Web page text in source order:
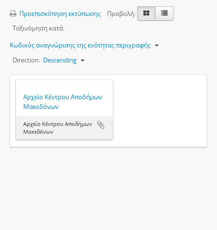
Προεπισκόπηση εκτύπωσης
Προβολή:
Ταξινόμηση κατά:
Κωδικός αναγνώρισης της ενότητας περιγραφής
Direction: Descending
Αρχείο Κέντρου Αποδήμων
Μακεδόνων
Αρχείο Κέντρου Αποδήμων
Μακεδόνων